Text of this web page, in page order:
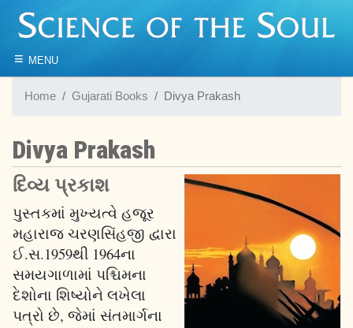
≡ MENU
Home Gujarati Books Divya Prakash
Divya Prakash
દિવ્ય પ્રકાશ
પુસ્તકમાં મુખ્યત્વે હજૂર
મહારાજ ચરણસિંહજી દ્વારા
ઈ.સ.1959થી 1964ના
સમયગાળામાં પશ્ચિમના
દેશોના શિષ્યોને લખેલા
પત્રો છે, જેમાં સંતમાર્ગના